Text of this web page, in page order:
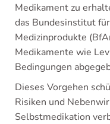
Medikament zu
das Bundesinstitut
Medizinprodukte
Medikamente wie
Bedingungen
Dieses Vorgehen
Risiken und
Selbstmedikation